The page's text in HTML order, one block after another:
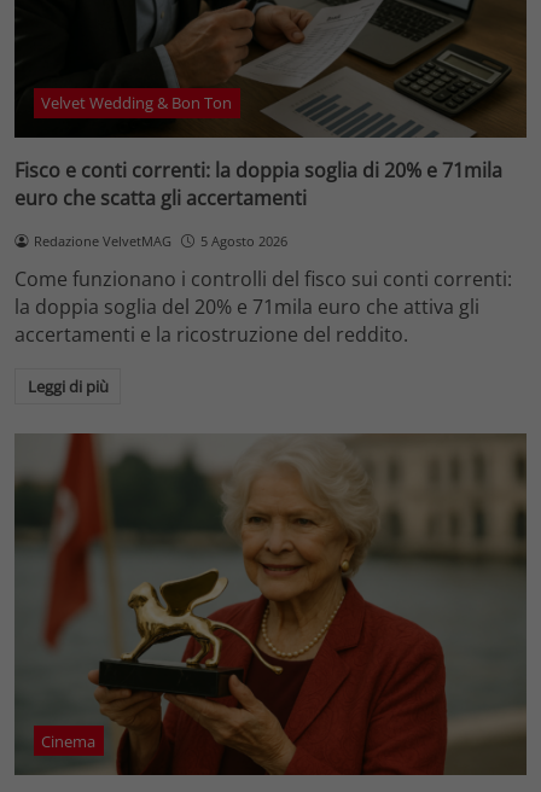
Velvet Wedding & Bon Ton
Fisco e conti correnti: la doppia soglia di 20% e 71mila
euro che scatta gli accertamenti
Redazione VelvetMAG 5 Agosto 2026
Come funzionano i controlli del fisco sui conti correnti:
la doppia soglia del 20% e 71mila euro che attiva gli
accertamenti e la ricostruzione del reddito.
Leggi di più
Cinema